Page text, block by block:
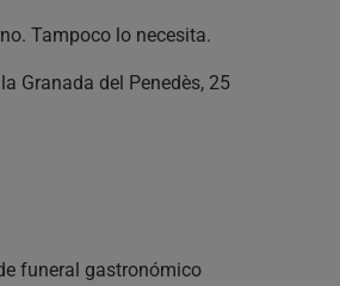
Tampoco lo necesita.
Granada del Penedès, 25
funeral gastronómico